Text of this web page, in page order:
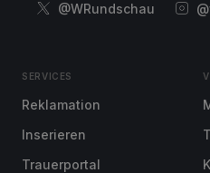
@WRundschau
SERVICES
Reklamation
Inserieren
Trauerportal